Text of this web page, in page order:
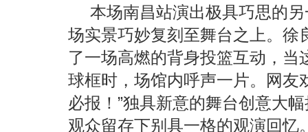
本场南昌站演出极具巧思的
场实景巧妙复刻至舞台之上。徐
了一场高燃的背身投篮互动，
球框时，场馆内呼声一片。网友
必报！”独具新意的舞台创意大
观众留存下别具一格的观演回忆